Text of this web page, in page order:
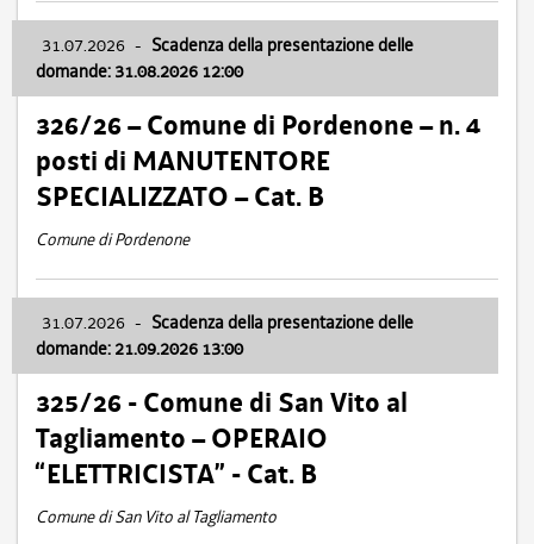
31.07.2026 - Scadenza della presentazione delle
domande: 31.08.2026 12:00
326/26 – Comune di Pordenone – n. 4
posti di MANUTENTORE
SPECIALIZZATO – Cat. B
Comune di Pordenone
31.07.2026 - Scadenza della presentazione delle
domande: 21.09.2026 13:00
325/26 - Comune di San Vito al
Tagliamento – OPERAIO
“ELETTRICISTA” - Cat. B
Comune di San Vito al Tagliamento